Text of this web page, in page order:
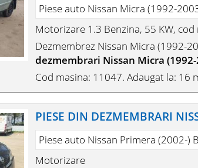
Piese auto Nissan Micra (1992-
Motorizare 1.3 Benzina, 55 KW,
Dezmembrez Nissan Micra (1992-
dezmembrari Nissan Micra
Cod masina: 11047. Adaugat la: 16
PIESE DIN DEZMEMBRARI
Piese auto Nissan Primera (2002-)
Motorizare